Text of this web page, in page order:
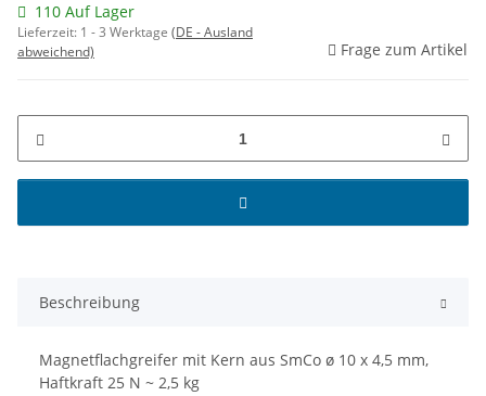
110 Auf Lager
Lieferzeit: 1 - 3 Werktage (DE - Ausland
abweichend)
Frage zum Artikel
Beschreibung
Magnetflachgreifer mit Kern aus SmCo ø 10 x 4,5 mm,
Haftkraft 25 N ~ 2,5 kg